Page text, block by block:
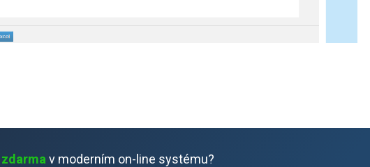
zdarma v moderním on-line systému?